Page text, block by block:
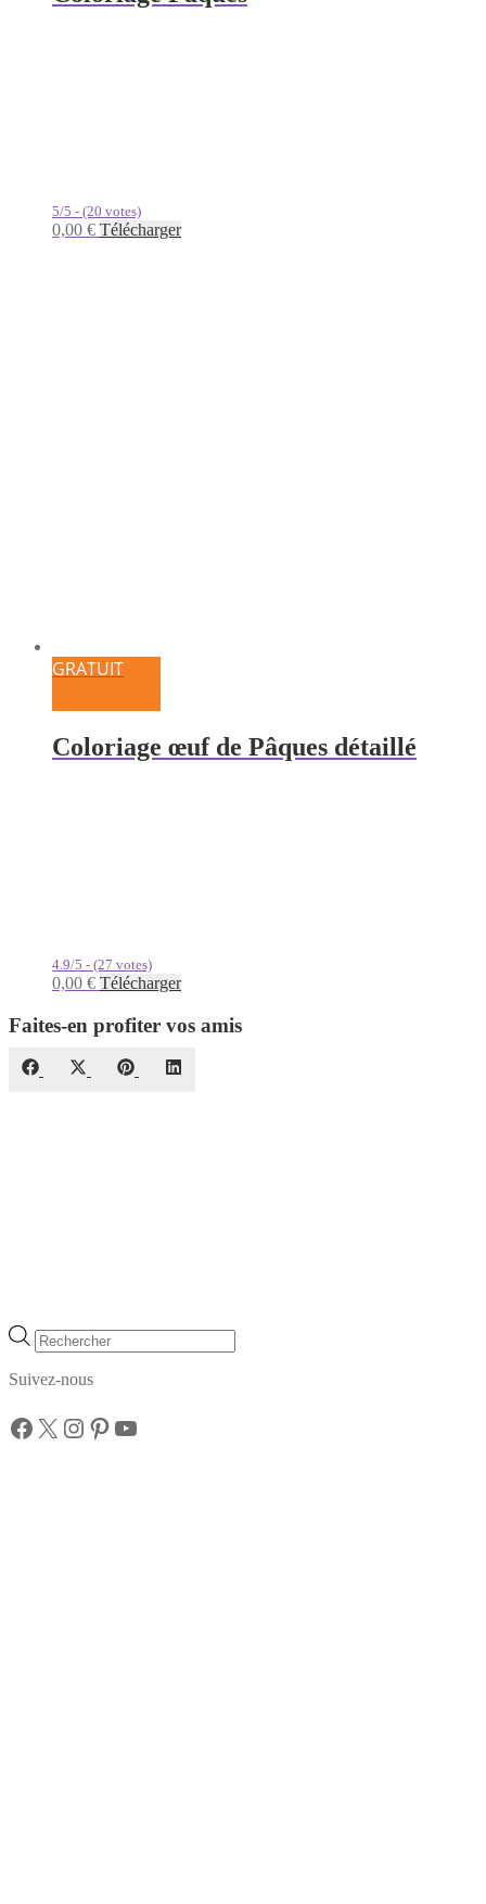
5/5 - (20 votes)
0,00 € Télécharger
GRATUIT
Coloriage œuf de Pâques détaillé
4.9/5 - (27 votes)
0,00 € Télécharger
Faites-en profiter vos amis
Share
FacebookShare
Share
Pinterest
Recherche
de
produits
Suivez-nous
Facebook
X Instagram
Pinterest
YouTube